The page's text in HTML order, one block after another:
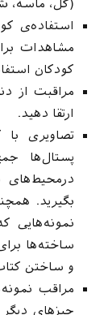
(گل، ماسه،
استفاده‌ی
مشاهدات
کودکان
مراقبت از
ارتقا دهید.
تصاویری با
پستال‌ها
درمحیط‌های
بگیرید.
نمونه‌هایی
ساخته‌ها
و ساختن
مراقب
چیزهای دیگر